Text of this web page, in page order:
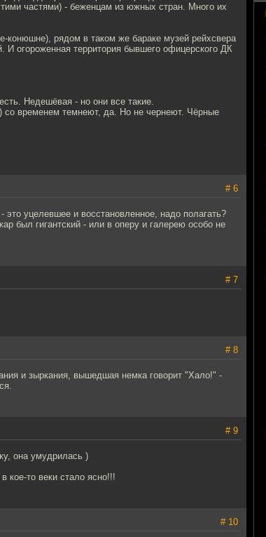
частями) - беженцам из южных стран. Много их
конюшне), рядом в таком же бараке музей рейхсвера
огороженная территория бывшего офицерского ДК
Недешёвая - но они все такие.
со временем темнеют, да. Но не чернеют. Чёрные
# 6
уцелевшее и восстановленное, надо полагать?
был гигантский - или в оперу и галерею особо не
# 7
# 8
и зыркания, вышедшая немка говорит "Хало!" -
# 9
она умудрилась )
кое-то веки стало ясно!!!
# 10